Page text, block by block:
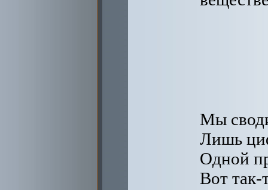
Мы
Лишь
Одной
Вот так-